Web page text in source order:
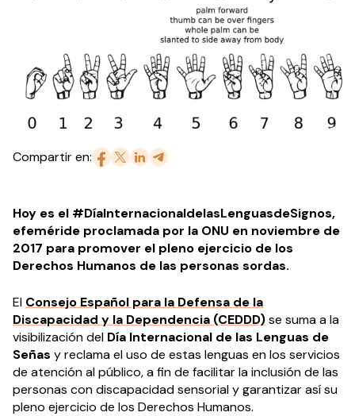
Compartir en:
Hoy es el #DíaInternacionaldelasLenguasdeSignos,
efeméride proclamada por la ONU en noviembre de
2017 para promover el pleno ejercicio de los
Derechos Humanos de las personas sordas.
El Consejo Español para la Defensa de la
Discapacidad y la Dependencia (CEDDD)se suma a la
visibilización del Día Internacional de las Lenguas de
Señas y reclama el uso de estas lenguas en los servicios
de atención al público, a fin de facilitar la inclusión de las
personas con discapacidad sensorial y garantizar así su
pleno ejercicio de los Derechos Humanos.